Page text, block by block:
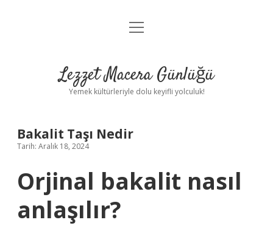
Anasayfa
Yasal Uyarı
menüyü
Lezzet Macera Günlüğü
Yemek kültürleriyle dolu keyifli yolculuk!
Bakalit Taşı Nedir
Tarih: Aralık 18, 2024
Orjinal bakalit nasıl
anlaşılır?